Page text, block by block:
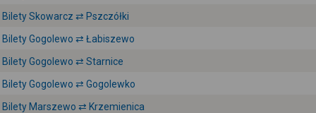
Bilety Skowarcz ⇄ Pszczółki
Bilety Gogolewo ⇄ Łabiszewo
Bilety Gogolewo ⇄ Starnice
Bilety Gogolewo ⇄ Gogolewko
Bilety Marszewo ⇄ Krzemienica